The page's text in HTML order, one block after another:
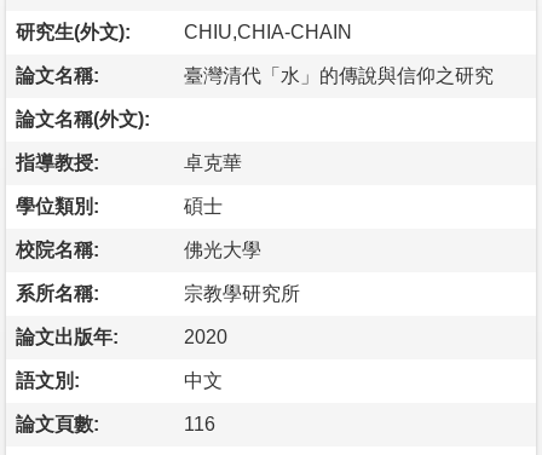
研究生(外文): CHIU,CHIA-CHAIN
論文名稱: 臺灣清代「水」的傳說與信仰之研究
論文名稱(外文):
指導教授: 卓克華
學位類別: 碩士
校院名稱: 佛光大學
系所名稱: 宗教學研究所
論文出版年: 2020
語文別: 中文
論文頁數: 116